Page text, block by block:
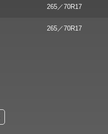
265／70R17
265／70R17